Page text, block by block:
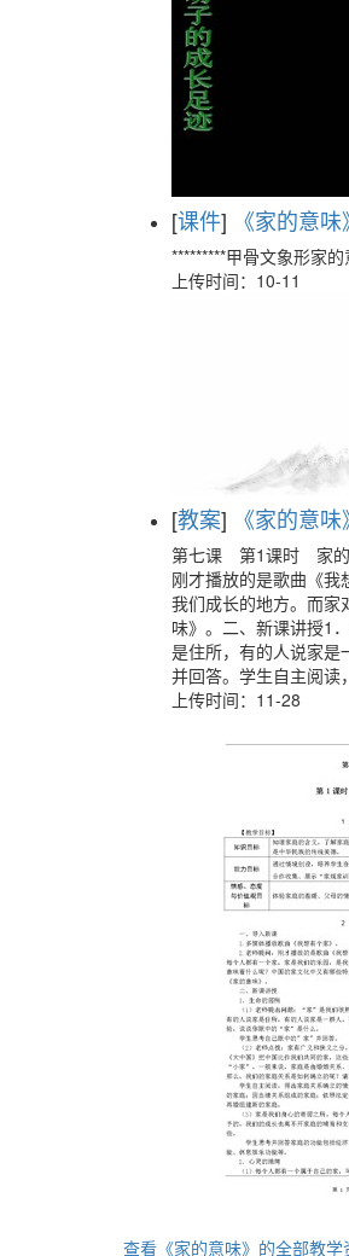
[课件] 《家的意
*********甲骨文象形家
上传时间：10-11
[教案] 《家的意
第七课 第1课时 家的
刚才播放的是歌曲《
我们成长的地方。而家
味》。二、新课讲授1
是住所，有的人说家是
并回答。学生自主阅读
上传时间：11-28
查看《家的意味》的全部教学